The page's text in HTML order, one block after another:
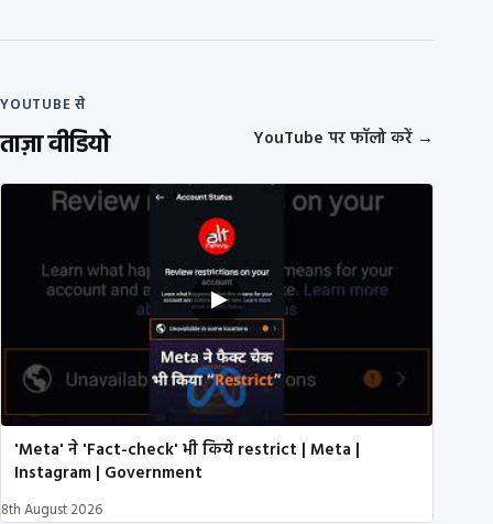
YOUTUBE से
ताज़ा वीडियो YouTube पर फॉलो करें →
'Meta' ने 'Fact-check' भी किये restrict | Meta |
Instagram | Government
8th August 2026